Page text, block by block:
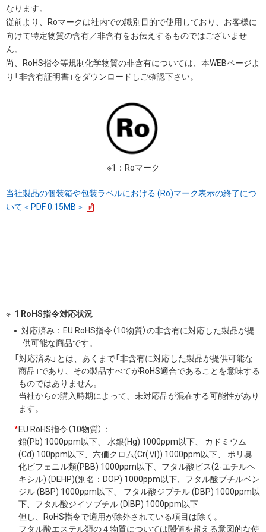
なります。
従前より、Roマークは社内での識別目的で使用しており、お客様に
向けて特定物質の含有／非含有をお伝えするものではございませ
ん。
尚、RoHS指令等規制化学物質の非含有については、本WEBページよ
り「非含有証明書」をダウンロードしご確認下さい。
※1：Roマーク
当社製品の個装箱や包装ラベルにおける (Ro)マーク表示の終了につ
いて＜PDF 0.15MB＞
1 RoHS指令対応状況
対応済み：EU RoHS指令（10物質）の非含有に対応した製品が提
供可能な商品です。
「対応済み」とは、あくまで「非含有に対応した製品が提供可能な
商品」であり、その製品すべてがRoHS適合であることを意味する
ものではありません。
当社からの購入時期によって、未対応品が混在する可能性があり
ます。
*EU RoHS指令（10物質）：
鉛(Pb) 1000ppm以下、 水銀(Hg) 1000ppm以下、 カドミウム
(Cd) 100ppm以下、六価クロム(Cr(Ⅵ)) 1000ppm以下、 ポリ臭
化ビフェニル類(PBB) 1000ppm以下、フタル酸ビス(2-エチルヘ
キシル) (DEHP)(別名：DOP) 1000ppm以下、フタル酸ブチルベン
ジル (BBP) 1000ppm以下、 フタル酸ジブチル (DBP) 1000ppm以
下、フタル酸ジイソブチル (DIBP) 1000ppm以下
但し、RoHS指令で適用が除外されている項目は除く。
フタル酸エステル類の４物質については閾値を超える意図的な使